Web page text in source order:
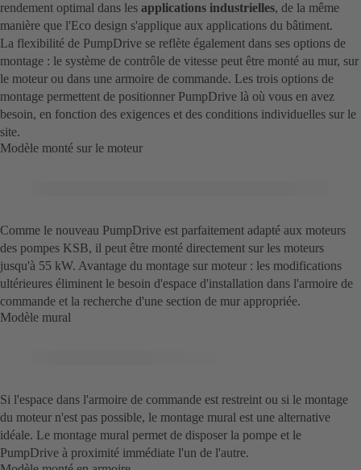
rendement optimal dans les applications industrielles, de la même
manière que l'Eco design s'applique aux applications du bâtiment.
La flexibilité de PumpDrive se reflète également dans ses options de
montage : le système de contrôle de vitesse peut être monté au mur, sur
le moteur ou dans une armoire de commande. Les trois options de
montage permettent de positionner PumpDrive là où vous en avez
besoin, en fonction des exigences et des conditions individuelles sur le
site.
Modèle monté sur le moteur
Comme le nouveau PumpDrive est parfaitement adapté aux moteurs
des pompes KSB, il peut être monté directement sur les moteurs
jusqu'à 55 kW. Avantage du montage sur moteur : les modifications
ultérieures éliminent le besoin d'espace d'installation dans l'armoire de
commande et la recherche d'une section de mur appropriée.
Modèle mural
Si l'espace dans l'armoire de commande est restreint ou si le montage
du moteur n'est pas possible, le montage mural est une alternative
idéale. Le montage mural permet de disposer la pompe et le
PumpDrive à proximité immédiate l'un de l'autre.